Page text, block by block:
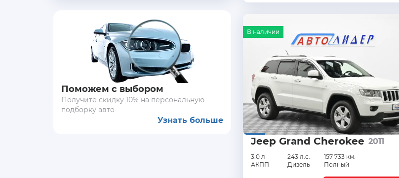
Поможем с выбором
Получите скидку 10% на персональную
подборку авто
Узнать больше
Jeep Grand Cherokee 2011
3.0 л 243 л.с.
157 733 км.
АКПП
Дизель Полный
В наличии